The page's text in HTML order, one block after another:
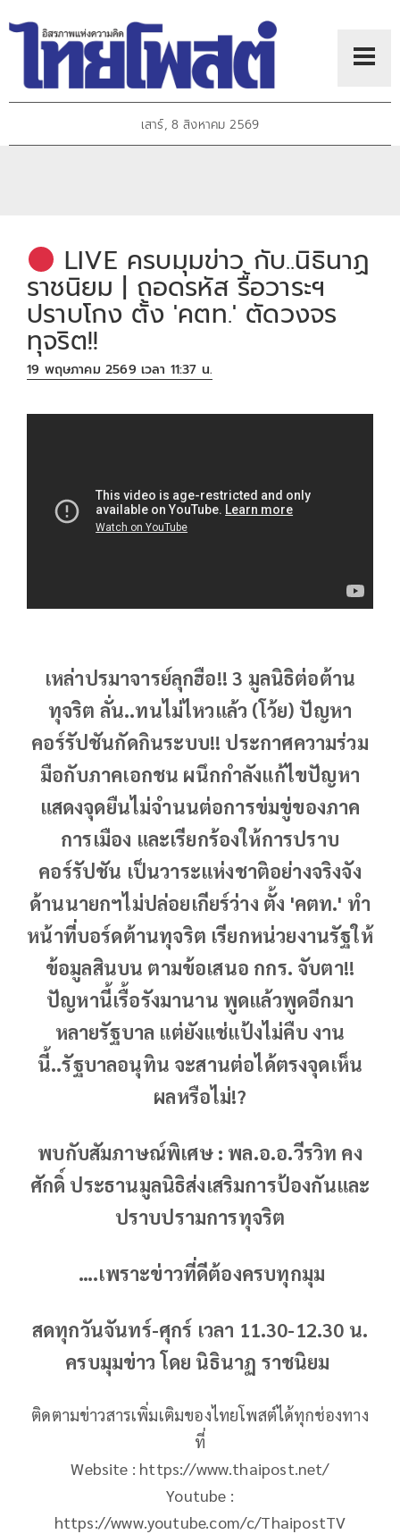
เสาร์, 8 สิงหาคม 2569
LIVE ครบมุมข่าว กับ..นิธินาฏ
ราชนิยม | ถอดรหัส รื้อวาระฯ
ปราบโกง ตั้ง 'คตท.' ตัดวงจร
ทุจริต!!
19 พฤษภาคม 2569 เวลา 11:37 น.
เหล่าปรมาจารย์ลุกฮือ!! 3 มูลนิธิต่อต้าน
ทุจริต ลั่น..ทนไม่ไหวแล้ว (โว้ย) ปัญหา
คอร์รัปชันกัดกินระบบ!! ประกาศความร่วม
มือกับภาคเอกชน ผนึกกำลังแก้ไขปัญหา
แสดงจุดยืนไม่จำนนต่อการข่มขู่ของภาค
การเมือง และเรียกร้องให้การปราบ
คอร์รัปชัน เป็นวาระแห่งชาติอย่างจริงจัง
ด้านนายกฯไม่ปล่อยเกียร์ว่าง ตั้ง 'คตท.' ทำ
หน้าที่บอร์ดต้านทุจริต เรียกหน่วยงานรัฐให้
ข้อมูลสินบน ตามข้อเสนอ กกร. จับตา!!
ปัญหานี้เรื้อรังมานาน พูดแล้วพูดอีกมา
หลายรัฐบาล แต่ยังแช่แป้งไม่คืบ งาน
นี้..รัฐบาลอนุทิน จะสานต่อได้ตรงจุดเห็น
ผลหรือไม่!?
พบกับสัมภาษณ์พิเศษ : พล.อ.อ.วีรวิท คง
ศักดิ์ ประธานมูลนิธิส่งเสริมการป้องกันและ
ปราบปรามการทุจริต
….เพราะข่าวที่ดีต้องครบทุกมุม
สดทุกวันจันทร์-ศุกร์ เวลา 11.30-12.30 น.
ครบมุมข่าว โดย นิธินาฏ ราชนิยม
ติดตามข่าวสารเพิ่มเติมของไทยโพสต์ได้ทุกช่องทาง
ที่
Website : https://www.thaipost.net/
Youtube :
https://www.youtube.com/c/ThaipostTV